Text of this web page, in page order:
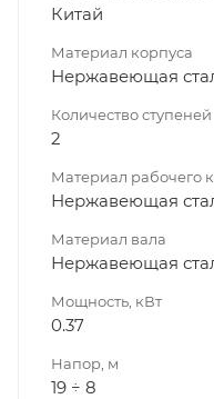
Китай
Материал корпуса
Нержавеющая
Количество ступеней
2
Материал рабочего
Нержавеющая
Материал вала
Нержавеющая
Мощность, кВт
0.37
Напор, м
19 ÷ 8